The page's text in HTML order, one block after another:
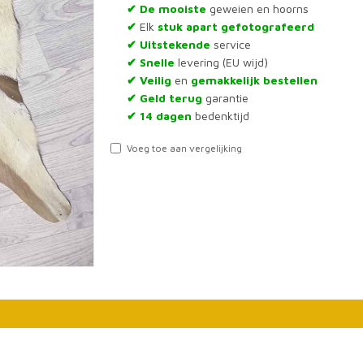
✔ De mooiste geweien en hoorns
✔ Elk stuk apart gefotografeerd
✔ Uitstekende service
✔ Snelle levering (EU wijd)
✔ Veilig en gemakkelijk bestellen
✔ Geld terug garantie
✔ 14 dagen bedenktijd
Voeg toe aan vergelijking